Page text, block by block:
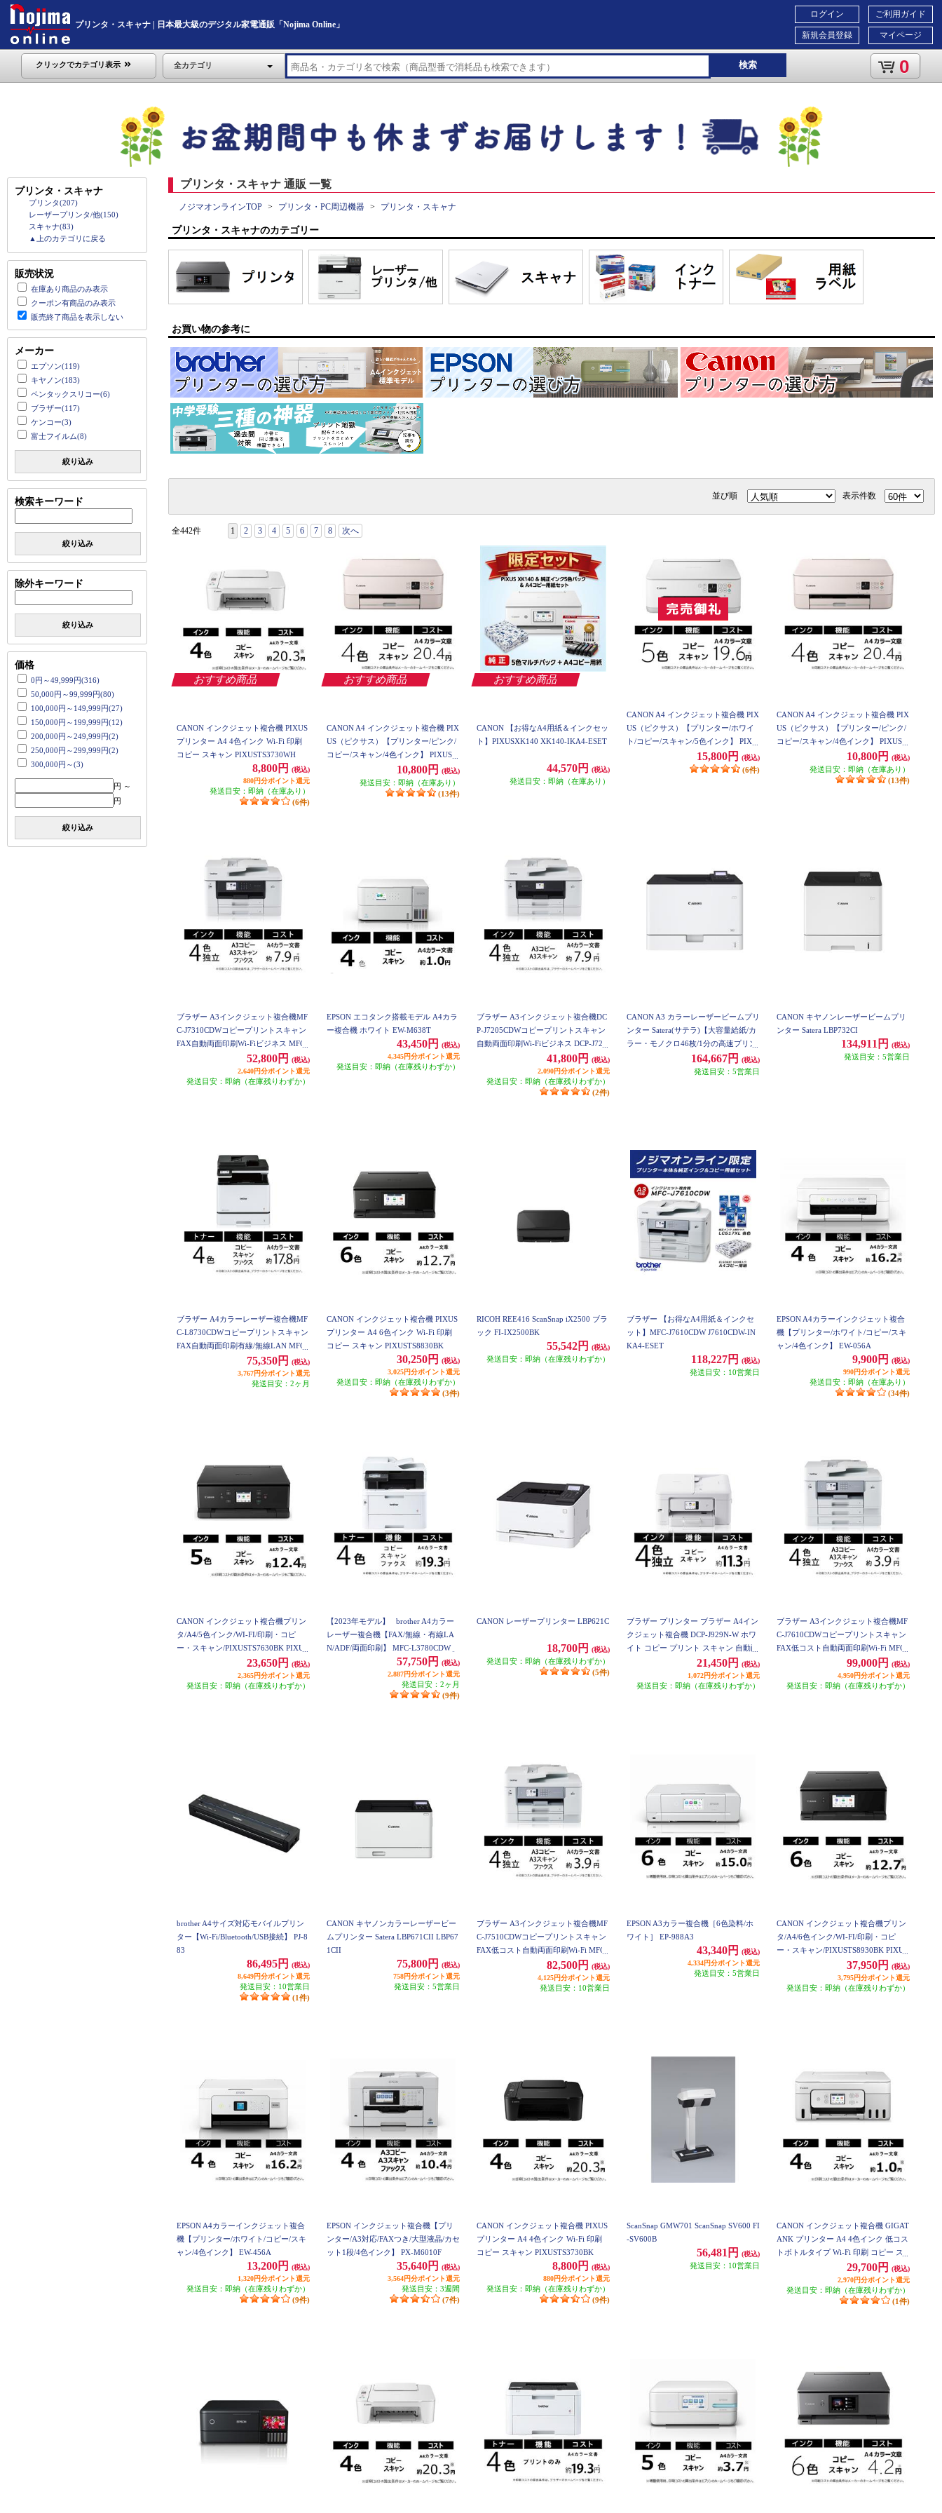
プリンタ・スキャナ | 日本最大級のデジタル家電通販「Nojima Online」
ご利用ガイド
マイページ
ログイン
新規会員登録
クリックでカテゴリ表示 全カテゴリ 検索 0
プリンタ・スキャナ
プリンタ(207)
レーザープリンタ/他(150)
スキャナ(83)
▲上のカテゴリに戻る
販売状況
在庫あり商品のみ表示
クーポン有商品のみ表示
販売終了商品を表示しない
メーカー
エプソン(119)
キヤノン(183)
ペンタックスリコー(6)
ブラザー(117)
ケンコー(3)
富士フイルム(8)
絞り込み
検索キーワード
絞り込み
除外キーワード
絞り込み
価格
0円～49,999円(316)
50,000円～99,999円(80)
100,000円～149,999円(27)
150,000円～199,999円(12)
200,000円～249,999円(2)
250,000円～299,999円(2)
300,000円～(3)
円 ～
円
絞り込み
プリンタ・スキャナ 通販 一覧
ノジマオンラインTOP プリンタ・PC周辺機器 プリンタ・スキャナ
プリンタ・スキャナのカテゴリー
お買い物の参考に
並び順 表示件数
全442件 1 2 3 4 5 6 7 8 次へ
おすすめ商品
CANON インクジェット複合機 PIXUS
プリンター A4 4色インク Wi-Fi 印刷
コピー スキャン PIXUSTS3730WH
8,800円
(税込)
880円分ポイント還元
発送目安：即納（在庫あり）
(6件)
おすすめ商品
CANON A4 インクジェット複合機 PIX
US（ピクサス）【プリンター/ピンク/
コピー/スキャン/4色インク】 PIXUST
10,800円 (税込)
発送目安：即納（在庫あり）
(13件)
おすすめ商品
CANON 【お得なA4用紙＆インクセッ
ト】PIXUSXK140 XK140-IKA4-ESET
44,570円 (税込)
発送目安：即納（在庫あり）
CANON A4 インクジェット複合機 PIX
US（ピクサス）【プリンター/ホワイ
ト/コピー/スキャン/5色インク】 PIXU
15,800円 (税込)
(6件)
CANON A4 インクジェット複合機 PIX
US（ピクサス）【プリンター/ピンク/
コピー/スキャン/4色インク】 PIXUST
10,800円 (税込)
発送目安：即納（在庫あり）
(13件)
ブラザー A3インクジェット複合機MF
C-J7310CDWコピープリントスキャン
FAX自動両面印刷Wi-Fiビジネス MFC-
52,800円
(税込)
2,640円分ポイント還元
発送目安：即納（在庫残りわずか）
EPSON エコタンク搭載モデル A4カラ
ー複合機 ホワイト EW-M638T
43,450円
(税込)
4,345円分ポイント還元
発送目安：即納（在庫残りわずか）
ブラザー A3インクジェット複合機DC
P-J7205CDWコピープリントスキャン
自動両面印刷Wi-Fiビジネス DCP-J720
41,800円
(税込)
2,090円分ポイント還元
発送目安：即納（在庫残りわずか）
(2件)
CANON A3 カラーレーザービームプリ
ンター Satera(サテラ)【大容量給紙/カ
ラー・モノクロ46枚/1分の高速プリン
ト/無線LAN搭載】★大型配送対象商
164,667円 (税込)
発送目安：5営業日
CANON キヤノンレーザービームプリ
ンター Satera LBP732CI
134,911円 (税込)
発送目安：5営業日
ブラザー A4カラーレーザー複合機MF
C-L8730CDWコピープリントスキャン
FAX自動両面印刷有線/無線LAN MFC-
75,350円
(税込)
3,767円分ポイント還元
発送目安：2ヶ月
CANON インクジェット複合機 PIXUS
プリンター A4 6色インク Wi-Fi 印刷
コピー スキャン PIXUSTS8830BK
30,250円
(税込)
3,025円分ポイント還元
発送目安：即納（在庫残りわずか）
(3件)
RICOH REE416 ScanSnap iX2500 ブラ
ック FI-IX2500BK
55,542円 (税込)
発送目安：即納（在庫残りわずか）
ブラザー 【お得なA4用紙＆インクセ
ット】MFC-J7610CDW J7610CDW-IN
KA4-ESET
118,227円 (税込)
発送目安：10営業日
EPSON A4カラーインクジェット複合
機【プリンター/ホワイト/コピー/スキ
ャン/4色インク】 EW-056A
9,900円
(税込)
990円分ポイント還元
発送目安：即納（在庫あり）
(34件)
CANON インクジェット複合機プリン
タ/A4/5色インク/WI-FI/印刷・コピ
ー・スキャン/PIXUSTS7630BK PIXUS
23,650円
(税込)
2,365円分ポイント還元
発送目安：即納（在庫残りわずか）
【2023年モデル】
brother A4カラー
レーザー複合機【FAX/無線・有線LA
N/ADF/両面印刷】 MFC-L3780CDW
57,750円
(税込)
2,887円分ポイント還元
発送目安：2ヶ月
(9件)
CANON レーザープリンター LBP621C
18,700円 (税込)
発送目安：即納（在庫残りわずか）
(5件)
ブラザー プリンター ブラザー A4イン
クジェット複合機 DCP-J929N-W ホワ
イト コピー プリント スキャン 自動両
面印刷 Wi-Fi 簡単設定 DCP-J929N-W
21,450円
(税込)
1,072円分ポイント還元
発送目安：即納（在庫残りわずか）
ブラザー A3インクジェット複合機MF
C-J7610CDWコピープリントスキャン
FAX低コスト自動両面印刷Wi-Fi MFC-
99,000円
(税込)
4,950円分ポイント還元
発送目安：即納（在庫残りわずか）
brother A4サイズ対応モバイルプリン
ター【Wi-Fi/Bluetooth/USB接続】 PJ-8
83
86,495円
(税込)
8,649円分ポイント還元
発送目安：10営業日
(1件)
CANON キヤノンカラーレーザービー
ムプリンター Satera LBP671CII LBP67
1CII
75,800円
(税込)
758円分ポイント還元
発送目安：5営業日
ブラザー A3インクジェット複合機MF
C-J7510CDWコピープリントスキャン
FAX低コスト自動両面印刷Wi-Fi MFC-
82,500円
(税込)
4,125円分ポイント還元
発送目安：10営業日
EPSON A3カラー複合機［6色染料/ホ
ワイト］ EP-988A3
43,340円
(税込)
4,334円分ポイント還元
発送目安：5営業日
CANON インクジェット複合機プリン
タ/A4/6色インク/WI-FI/印刷・コピ
ー・スキャン/PIXUSTS8930BK PIXUS
37,950円
(税込)
3,795円分ポイント還元
発送目安：即納（在庫残りわずか）
EPSON A4カラーインクジェット複合
機【プリンター/ホワイト/コピー/スキ
ャン/4色インク】 EW-456A
13,200円
(税込)
1,320円分ポイント還元
発送目安：即納（在庫残りわずか）
(9件)
EPSON インクジェット複合機【プリ
ンター/A3対応/FAXつき/大型液晶/カセ
ット1段/4色インク】 PX-M6010F
35,640円
(税込)
3,564円分ポイント還元
発送目安：3週間
(7件)
CANON インクジェット複合機 PIXUS
プリンター A4 4色インク Wi-Fi 印刷
コピー スキャン PIXUSTS3730BK
8,800円
(税込)
880円分ポイント還元
発送目安：即納（在庫残りわずか）
(9件)
ScanSnap GMW701 ScanSnap SV600 FI
-SV600B
56,481円 (税込)
発送目安：10営業日
CANON インクジェット複合機 GIGAT
ANK プリンター A4 4色インク 低コス
トボトルタイプ Wi-Fi 印刷 コピー ス
29,700円
(税込)
2,970円分ポイント還元
発送目安：即納（在庫残りわずか）
(1件)